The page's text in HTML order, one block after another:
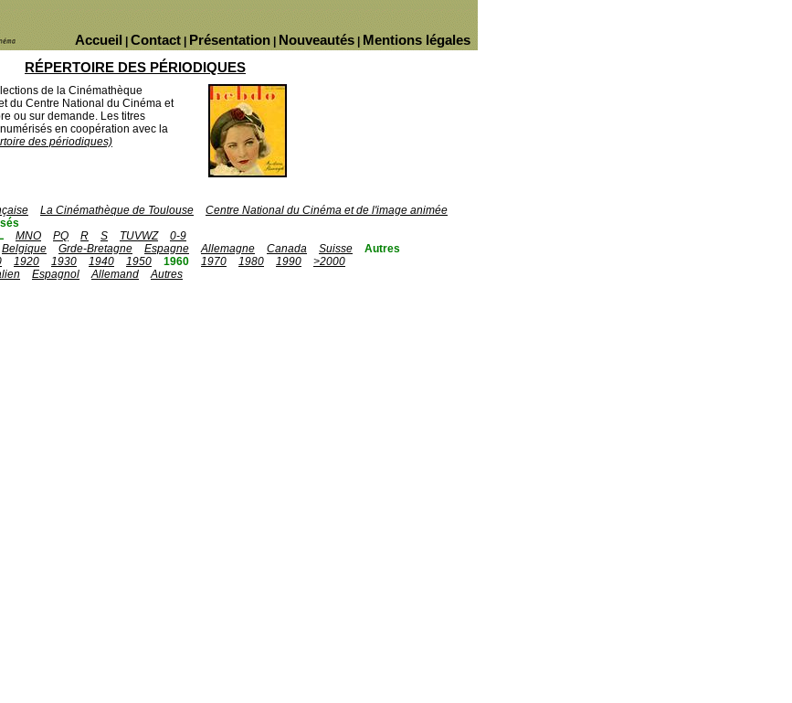
Mentions légales
Nouveautés
Présentation
Contact
Accueil
RÉPERTOIRE DES PÉRIODIQUES
de la Cinémathèque
du Centre National du Cinéma et
ou sur demande. Les titres
en coopération avec la
des périodiques)
La Cinémathèque de Toulouse
Centre National du Cinéma et de l'image animée
MNO PQ R S TUVWZ
0-9
Belgique Grde-Bretagne Espagne Allemagne Canada Suisse
Autres
1920 1930 1940 1950 1960 1970 1980 1990
>2000
Espagnol Allemand
Autres